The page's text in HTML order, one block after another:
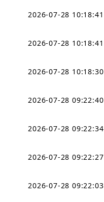
2026-07-28 10:18:41
2026-07-28 10:18:41
2026-07-28 10:18:30
2026-07-28 09:22:40
2026-07-28 09:22:34
2026-07-28 09:22:27
2026-07-28 09:22:03